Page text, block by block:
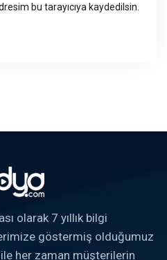
bu tarayıcıya kaydedilsin.
olarak 7 yıllık bilgi
göstermiş olduğumuz
her zaman müşterilerin